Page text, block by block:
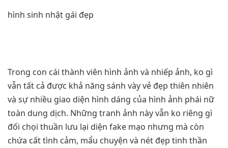
hình sinh nhật gái đẹp
Trong con cái thành viên hình ảnh và nhiếp ảnh, ko gì
vẫn tất cả được khả năng sánh vày vẻ đẹp thiên nhiên
và sự nhiều giao diện hình dáng của hình ảnh phái nữ
toàn dung dịch. Những tranh ảnh này vẫn ko riêng gì
đối chọi thuần lưu lại diện fake mạo nhưng mà còn
chứa cất tình cảm, mẩu chuyện và nét đẹp tinh thần